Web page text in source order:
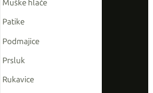
Muške hlače
Patike
Podmajice
Prsluk
Rukavice